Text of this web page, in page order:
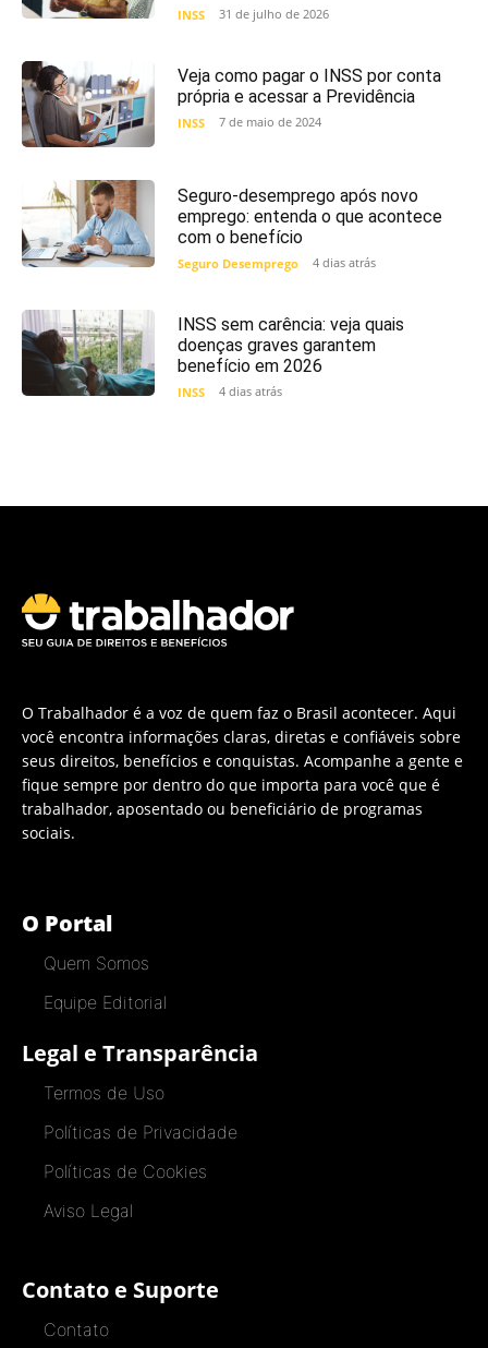
INSS 31 de julho de 2026
Veja como pagar o INSS por conta
própria e acessar a Previdência
INSS 7 de maio de 2024
Seguro-desemprego após novo
emprego: entenda o que acontece
com o benefício
Seguro Desemprego 4 dias atrás
INSS sem carência: veja quais
doenças graves garantem
benefício em 2026
INSS 4 dias atrás
O Trabalhador é a voz de quem faz o Brasil acontecer. Aqui
você encontra informações claras, diretas e confiáveis sobre
seus direitos, benefícios e conquistas. Acompanhe a gente e
fique sempre por dentro do que importa para você que é
trabalhador, aposentado ou beneficiário de programas
sociais.
O Portal
Quem Somos
Equipe Editorial
Legal e Transparência
Termos de Uso
Políticas de Privacidade
Políticas de Cookies
Aviso Legal
Contato e Suporte
Contato